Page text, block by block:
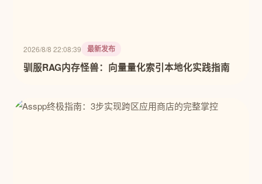
2026/8/8 22:08:39 最新发布
驯服RAG内存怪兽：向量量化索引本地化实践指南